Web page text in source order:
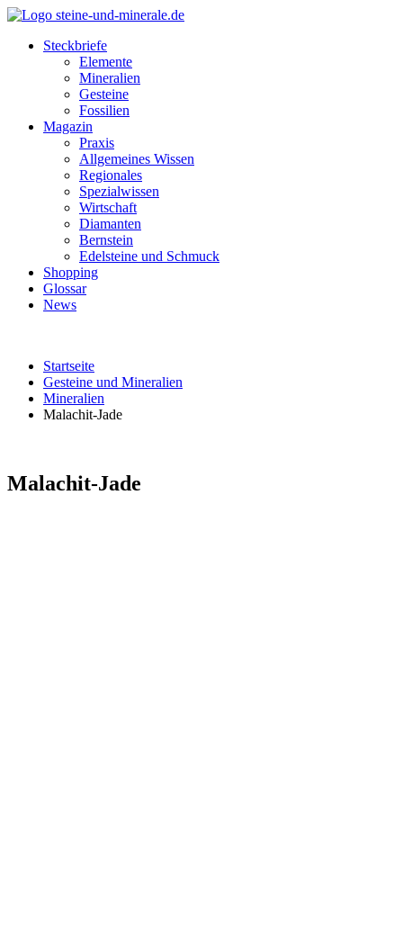
Steckbriefe
Elemente
Mineralien
Gesteine
Fossilien
Magazin
Praxis
Allgemeines Wissen
Regionales
Spezialwissen
Wirtschaft
Diamanten
Bernstein
Edelsteine und Schmuck
Shopping
Glossar
News
Startseite
Gesteine und Mineralien
Mineralien
Malachit-Jade
Malachit-Jade